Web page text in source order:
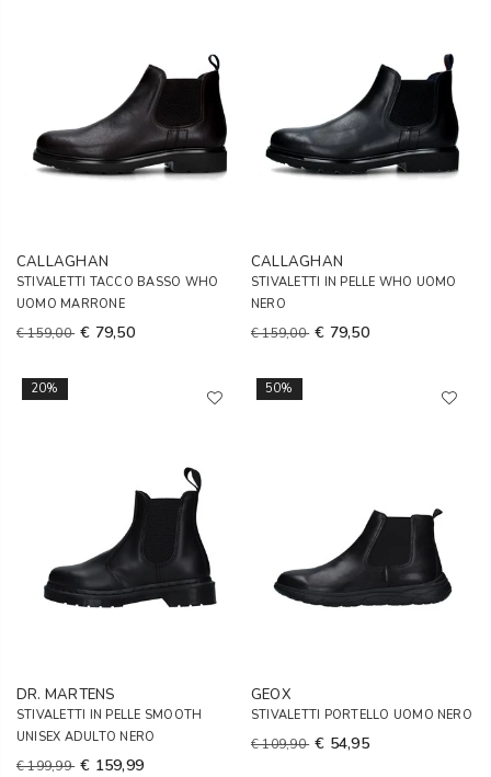
CALLAGHAN
STIVALETTI TACCO BASSO WHO
UOMO MARRONE
€ 159,00 € 79,50
CALLAGHAN
STIVALETTI IN PELLE WHO UOMO
NERO
€ 159,00 € 79,50
20%
DR. MARTENS
STIVALETTI IN PELLE SMOOTH
UNISEX ADULTO NERO
€ 199,99 € 159,99
50%
GEOX
STIVALETTI PORTELLO UOMO NERO
€ 109,90 € 54,95